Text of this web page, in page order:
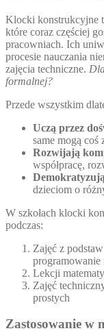
Klocki konstrukcyjne
które coraz częściej
pracowniach. Ich
procesie nauczania
zajęcia techniczne.
formalnej?
Przede wszystkim
Uczą przez
same mogą coś
Rozwijają
współpracę,
dzieciom o
W szkołach klocki
podczas:
Zajęć z
Lekcji
Zajęć
prostych
Zastosowanie w